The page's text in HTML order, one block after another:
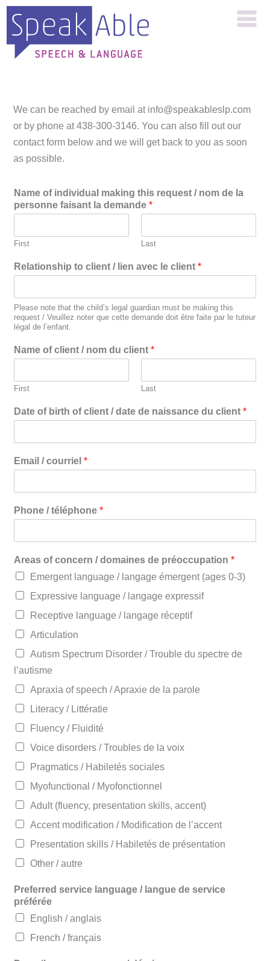
We can be reached by email at info@speakableslp.com
or by phone at 438-300-3146. You can also fill out our
contact form below and we will get back to you as soon
as possible.
Name of individual making this request / nom de la
personne faisant la demande *
First Last
Relationship to client / lien avec le client *
Please note that the child’s legal guardian must be making this
request / Veuillez noter que cette demande doit être faite par le tuteur
légal de l’enfant.
Name of client / nom du client *
First Last
Date of birth of client / date de naissance du client *
Email / courriel *
Phone / téléphone *
Areas of concern / domaines de préoccupation *
Emergent language / langage émergent (ages 0-3)
Expressive language / langage expressif
Receptive language / langage réceptif
Articulation
Autism Spectrum Disorder / Trouble du spectre de
l’autisme
Apraxia of speech / Apraxie de la parole
Literacy / Littératie
Fluency / Fluidité
Voice disorders / Troubles de la voix
Pragmatics / Habiletés sociales
Myofunctional / Myofonctionnel
Adult (fluency, presentation skills, accent)
Accent modification / Modification de l’accent
Presentation skills / Habiletés de présentation
Other / autre
Preferred service language / langue de service
préférée
English / anglais
French / français